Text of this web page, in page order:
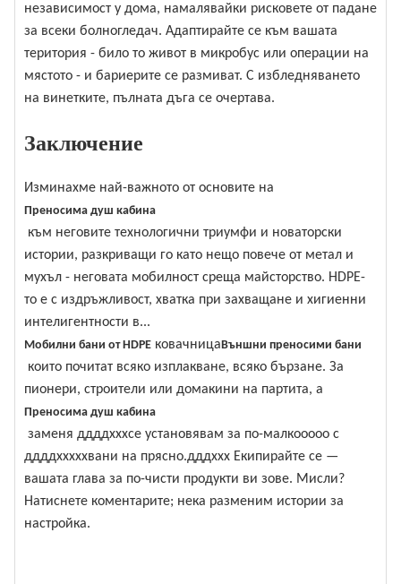
независимост у дома, намалявайки рисковете от падане
за всеки болногледач. Адаптирайте се към вашата
територия - било то живот в микробус или операции на
мястото - и бариерите се размиват. С избледняването
на винетките, пълната дъга се очертава.
Заключение
Изминахме най-важното от основите на
Преносима душ кабина
към неговите технологични триумфи и новаторски
истории, разкриващи го като нещо повече от метал и
мухъл - неговата мобилност среща майсторство. HDPE-
то е с издръжливост, хватка при захващане и хигиенни
интелигентности в...
Мобилни бани от HDPE ковачницаВъншни преносими бани
които почитат всяко изплакване, всяко бързане. За
пионери, строители или домакини на партита, a
Преносима душ кабина
заменя ддддхххсе установявам за по-малкооооо с
ддддхххххвани на прясно.дддххх Екипирайте се —
вашата глава за по-чисти продукти ви зове. Мисли?
Натиснете коментарите; нека разменим истории за
настройка.